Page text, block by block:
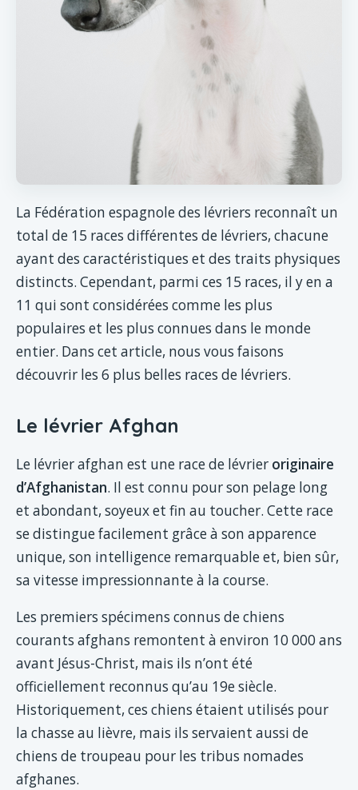
La Fédération espagnole des lévriers reconnaît un
total de 15 races différentes de lévriers, chacune
ayant des caractéristiques et des traits physiques
distincts. Cependant, parmi ces 15 races, il y en a
11 qui sont considérées comme les plus
populaires et les plus connues dans le monde
entier. Dans cet article, nous vous faisons
découvrir les 6 plus belles races de lévriers.
Le lévrier Afghan
Le lévrier afghan est une race de lévrier originaire
d’Afghanistan. Il est connu pour son pelage long
et abondant, soyeux et fin au toucher. Cette race
se distingue facilement grâce à son apparence
unique, son intelligence remarquable et, bien sûr,
sa vitesse impressionnante à la course.
Les premiers spécimens connus de chiens
courants afghans remontent à environ 10 000 ans
avant Jésus-Christ, mais ils n’ont été
officiellement reconnus qu’au 19e siècle.
Historiquement, ces chiens étaient utilisés pour
la chasse au lièvre, mais ils servaient aussi de
chiens de troupeau pour les tribus nomades
afghanes.